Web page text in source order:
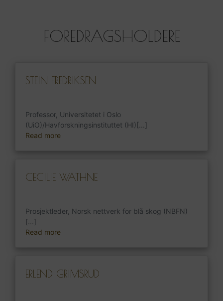
FOREDRAGSHOLDERE
STEIN FREDRIKSEN
Professor, Universitetet i Oslo
(UiO)/Havforskningsinstituttet (HI)[...]
Read more
CECILIE WATHNE
Prosjektleder, Norsk nettverk for blå skog (NBFN)
[...]
Read more
ERLEND GRIMSRUD